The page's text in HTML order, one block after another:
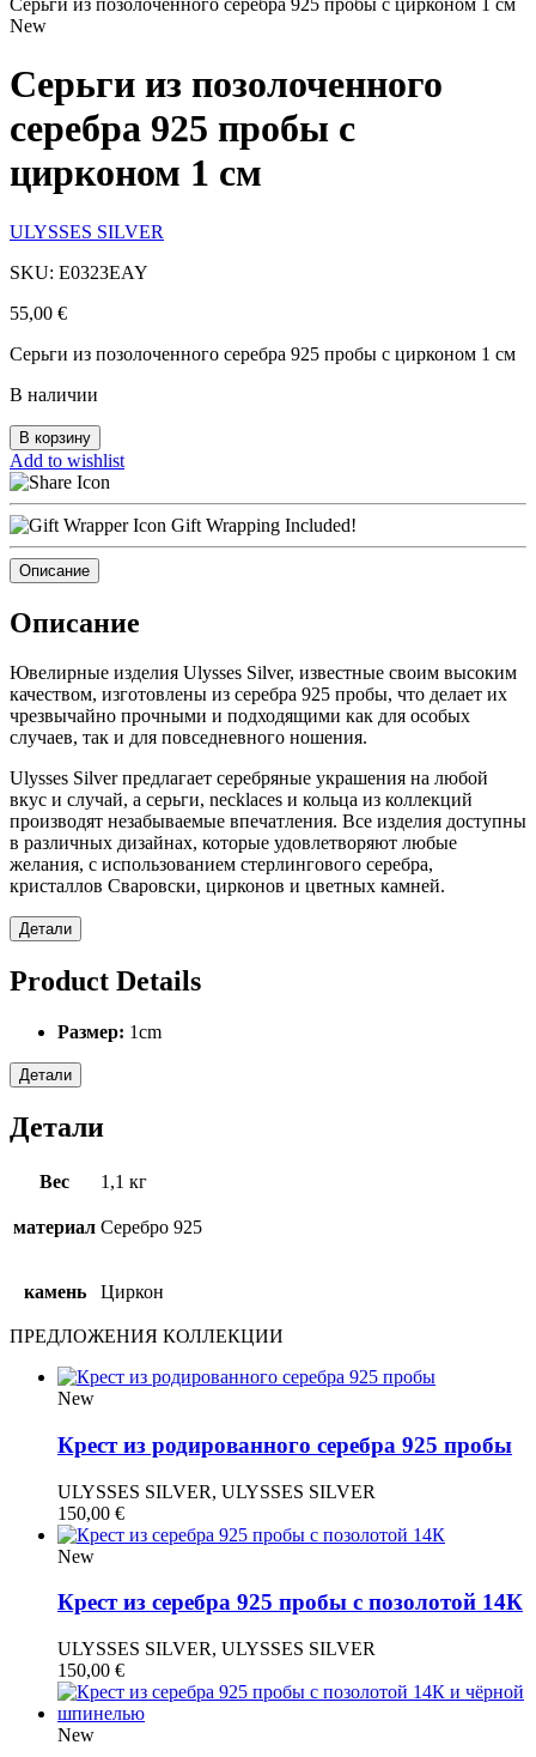
New
Серьги из позолоченного
серебра 925 пробы с
цирконом 1 см
ULYSSES SILVER
SKU: E0323EAY
55,00 €
Серьги из позолоченного серебра 925 пробы с цирконом 1 см
В наличии
В корзину
Add to wishlist
Gift Wrapping Included!
Описание
Описание
Ювелирные изделия Ulysses Silver, известные своим высоким
качеством, изготовлены из серебра 925 пробы, что делает их
чрезвычайно прочными и подходящими как для особых
случаев, так и для повседневного ношения.
Ulysses Silver предлагает серебряные украшения на любой
вкус и случай, а серьги, necklaces и кольца из коллекций
производят незабываемые впечатления. Все изделия доступны
в различных дизайнах, которые удовлетворяют любые
желания, с использованием стерлингового серебра,
кристаллов Сваровски, цирконов и цветных камней.
Детали
Product Details
Размер: 1cm
Детали
Детали
Вес 1,1 кг
материал Серебро 925
камень Циркон
ПРЕДЛОЖЕНИЯ КОЛЛЕКЦИИ
New
Крест из родированного серебра 925 пробы
ULYSSES SILVER, ULYSSES SILVER
150,00 €
New
Крест из серебра 925 пробы с позолотой 14К
ULYSSES SILVER, ULYSSES SILVER
150,00 €
New